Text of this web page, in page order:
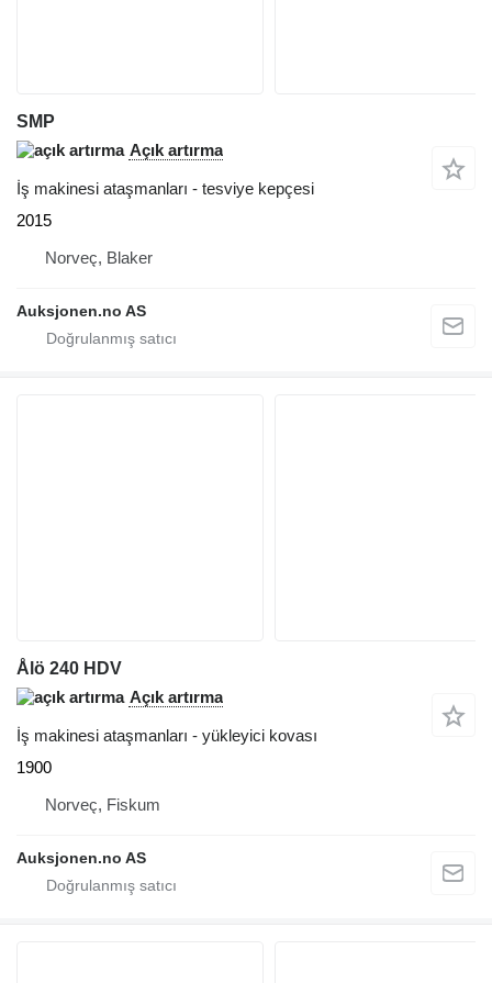
SMP
Açık artırma
İş makinesi ataşmanları - tesviye kepçesi
2015
Norveç, Blaker
Auksjonen.no AS
Ålö 240 HDV
Açık artırma
İş makinesi ataşmanları - yükleyici kovası
1900
Norveç, Fiskum
Auksjonen.no AS